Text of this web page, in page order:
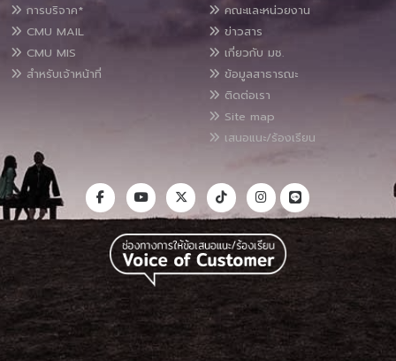
การบริจาค*
CMU MAIL
CMU MIS
สำหรับเจ้าหน้าที่
คณะและหน่วยงาน
ข่าวสาร
เกี่ยวกับ มช.
ข้อมูลสาธารณะ
ติดต่อเรา
Site map
เสนอแนะ/ร้องเรียน